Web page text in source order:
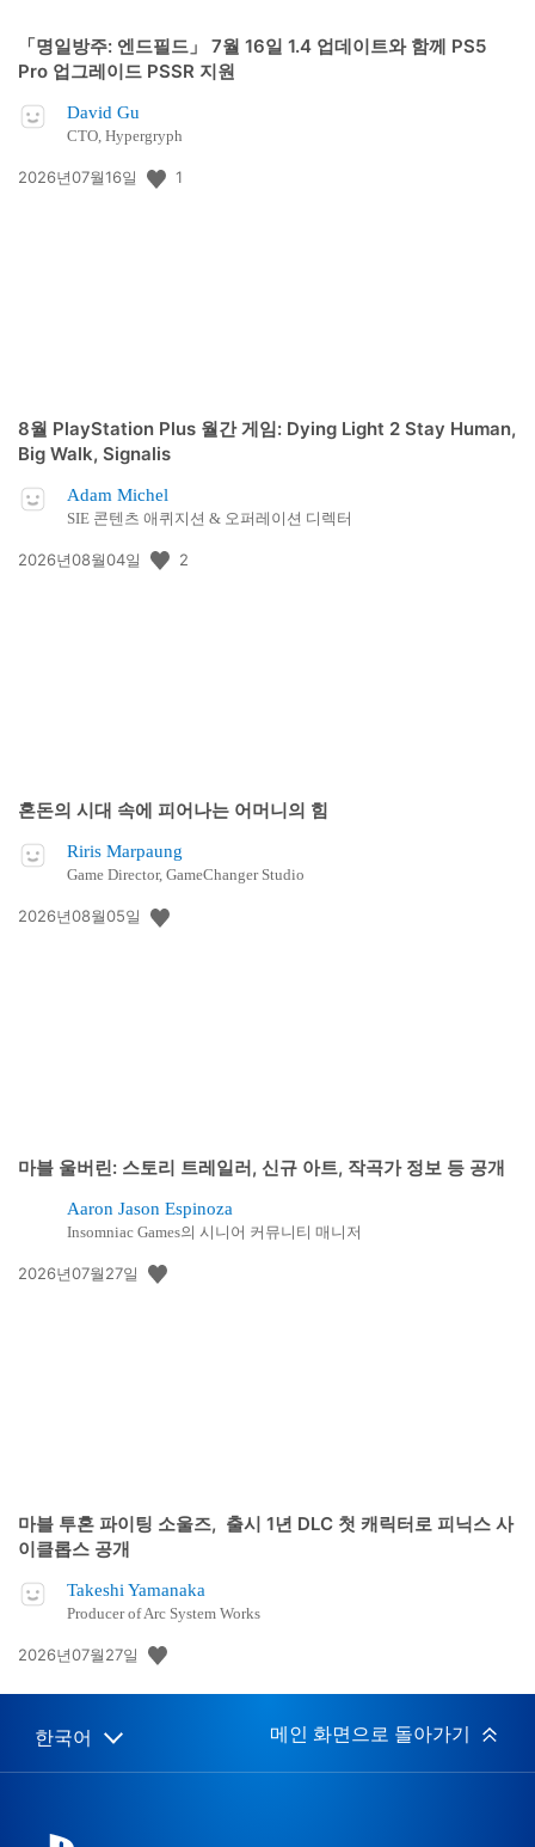
「명일방주: 엔드필드」 7월 16일 1.4 업데이트와 함께 PS5
Pro 업그레이드 PSSR 지원
David Gu
CTO, Hypergryph
공
2026년07월16일 1
8월 PlayStation Plus 월간 게임: Dying Light 2 Stay Human,
Big Walk, Signalis
Adam Michel
SIE 콘텐츠 애퀴지션 & 오퍼레이션 디렉터
공
2026년08월04일 2
혼돈의 시대 속에 피어나는 어머니의 힘
Riris Marpaung
Game Director, GameChanger Studio
공
2026년08월05일
마블 울버린: 스토리 트레일러, 신규 아트, 작곡가 정보 등 공개
Aaron Jason Espinoza
Insomniac Games의 시니어 커뮤니티 매니저
공
2026년07월27일
마블 투혼 파이팅 소울즈, 출시 1년 DLC 첫 캐릭터로 피닉스 사
이클롭스 공개
Takeshi Yamanaka
Producer of Arc System Works
공
일:
2026년07월27일
Select
Current
한국어 메인 화면으로 돌아가기